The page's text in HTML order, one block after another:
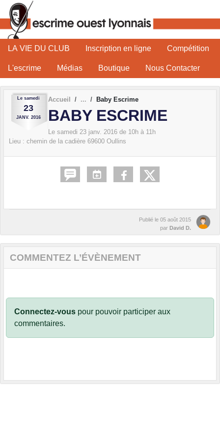
LA VIE DU CLUB Inscription en ligne Compétition
L'escrime Médias Boutique Nous Contacter
Le samedi
23
JANV. 2016
Accueil Baby Escrime
BABY ESCRIME
Le samedi 23 janv. 2016 de 10h à 11h
Lieu : chemin de la cadière 69600 Oullins
Publié le 05 août 2015
par David D.
COMMENTEZ L’ÉVÈNEMENT
Connectez-vous pour pouvoir participer aux
commentaires.
Panneau de gestion des cookies